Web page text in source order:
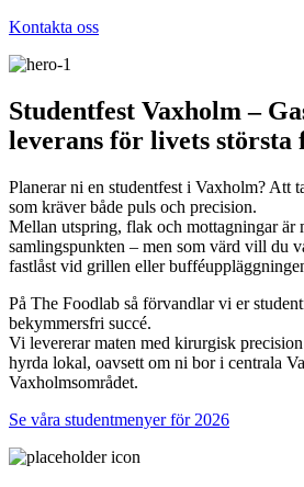
Kontakta oss
Studentfest Vaxholm –
leverans för livets största
Planerar ni en studentfest i Vaxholm? Att
som kräver både puls och precision.
Mellan utspring, flak och mottagningar är
samlingspunkten – men som värd vill du
fastlåst vid grillen eller
På The Foodlab så förvandlar vi er
bekymmersfri succé.
Vi levererar maten med kirurgisk
hyrda lokal, oavsett om ni bor i centrala
Vaxholmsområdet.
Se våra studentmenyer för 2026